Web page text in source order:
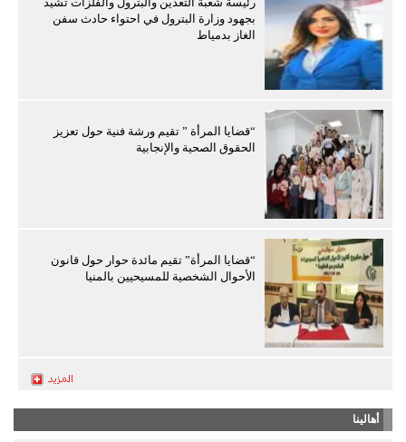
بجهود وزارة البترول في احتواء حادث سفن
الغاز بدمياط
“قضايا المرأة ” تقيم ورشة فنية حول تعزيز
الحقوق الصحية والإنجابية
“قضايا المرأة” تقيم مائدة حوار حول قانون
الأحوال الشخصية للمسيحيين بالمنيا
أهالينا